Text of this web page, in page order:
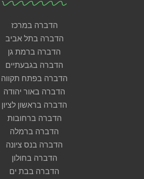
הדברה במרכז
הדברה בתל אביב
הדברה ברמת גן
הדברה בגבעתיים
הדברה בפתח תקווה
הדברה באור יהודה
הדברה בראשון לציון
הדברה ברחובות
הדברה ברמלה
הדברה בנס ציונה
הדברה בחולון
הדברה בבת ים